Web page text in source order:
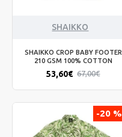
SHAIKKO
SHAIKKO CROP BABY FOOTER
210 GSM 100% COTTON
53,60€ 67,00€
-20 %